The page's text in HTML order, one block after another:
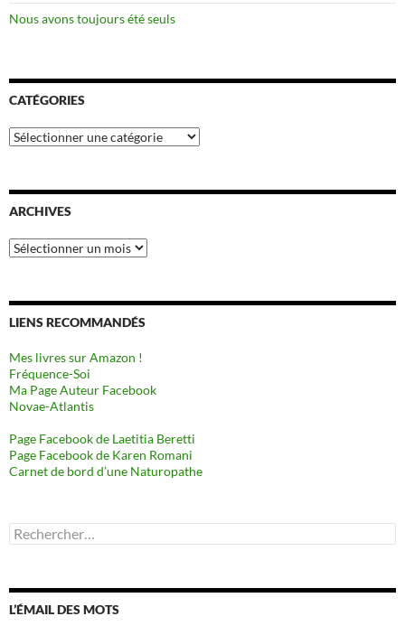
Nous avons toujours été seuls
CATÉGORIES
Catégories
ARCHIVES
Archives
LIENS RECOMMANDÉS
Mes livres sur Amazon !
Fréquence-Soi
Ma Page Auteur Facebook
Novae-Atlantis
Page Facebook de Laetitia Beretti
Page Facebook de Karen Romani
Carnet de bord d’une Naturopathe
Rechercher :
L’ÉMAIL DES MOTS